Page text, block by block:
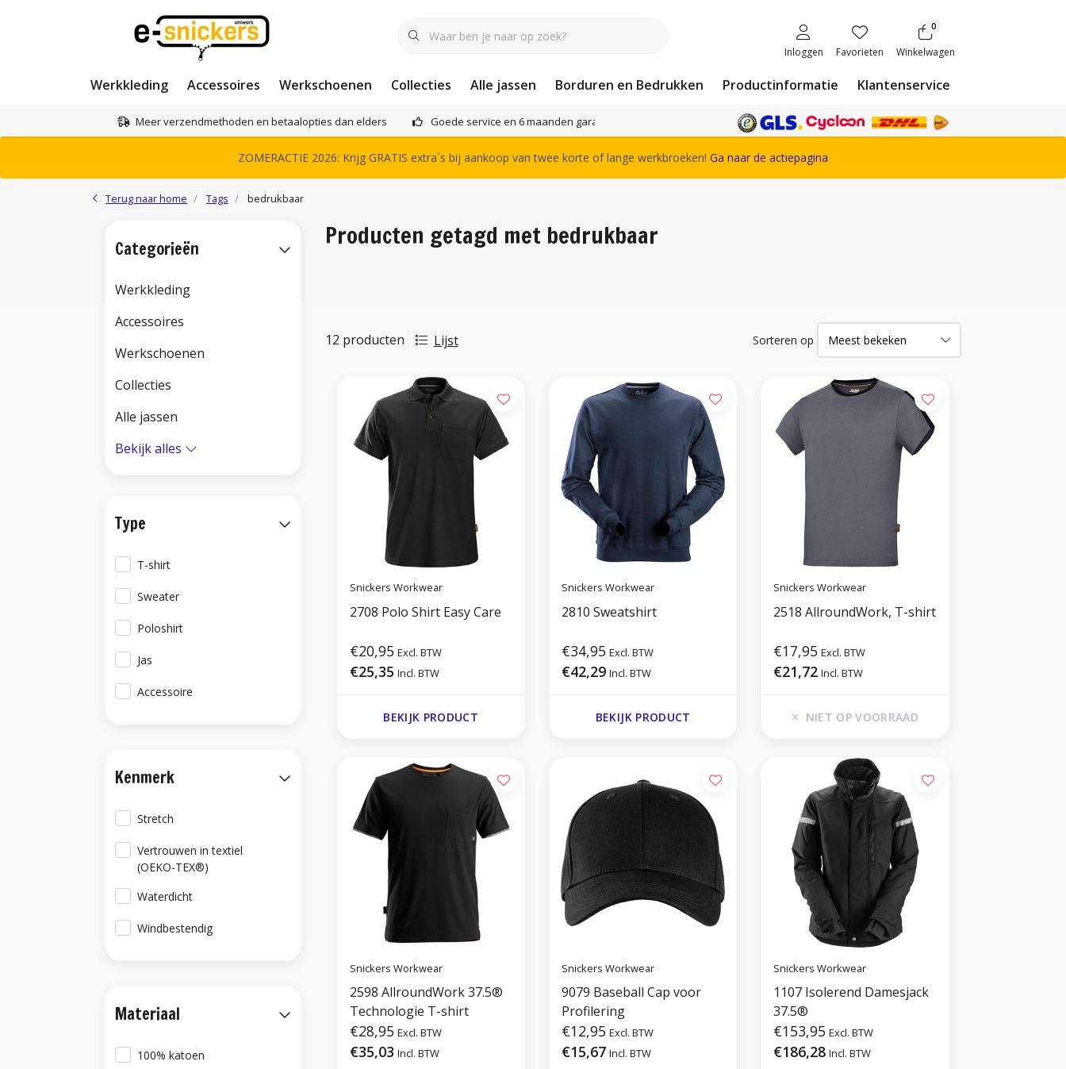
Inloggen Favorieten
0
Winkelwagen
Werkkleding Accessoires Werkschoenen Collecties Alle jassen Borduren en Bedrukken Productinformatie Klantenservice
Meer verzendmethoden en betaalopties dan elders Goede service en 6 maanden garantie Het complete Snickers Workwear assortiment
ZOMERACTIE 2026: Krijg GRATIS extra´s bij aankoop van twee korte of lange werkbroeken! Ga naar de actiepagina
Terug naar home Tags bedrukbaar
Producten getagd met bedrukbaar
12 producten Lijst Sorteren op
Snickers Workwear
2708 Polo Shirt Easy Care
€20,95 Excl. BTW
€25,35 Incl. BTW
BEKIJK PRODUCT
Snickers Workwear
2810 Sweatshirt
€34,95 Excl. BTW
€42,29 Incl. BTW
BEKIJK PRODUCT
Snickers Workwear
2518 AllroundWork, T-shirt
€17,95 Excl. BTW
€21,72 Incl. BTW
NIET OP VOORRAAD
Snickers Workwear
2598 AllroundWork 37.5®
Technologie T-shirt
€28,95 Excl. BTW
€35,03 Incl. BTW
Snickers Workwear
9079 Baseball Cap voor
Profilering
€12,95 Excl. BTW
€15,67 Incl. BTW
Snickers Workwear
1107 Isolerend Damesjack
37.5®
€153,95 Excl. BTW
€186,28 Incl. BTW
Categorieën
Werkkleding
Accessoires
Werkschoenen
Collecties
Alle jassen
Bekijk alles
Type
T-shirt
Sweater
Poloshirt
Jas
Accessoire
Kenmerk
Stretch
Vertrouwen in textiel
(OEKO-TEX®)
Waterdicht
Windbestendig
Materiaal
100% katoen